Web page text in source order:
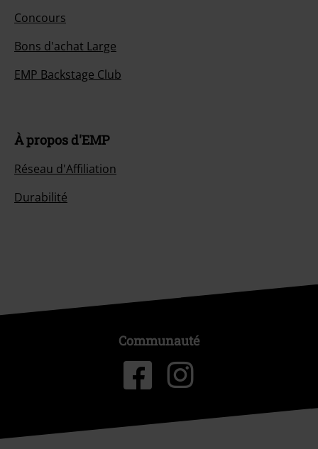
Concours
Bons d'achat Large
EMP Backstage Club
À propos d'EMP
Réseau d'Affiliation
Durabilité
Communauté